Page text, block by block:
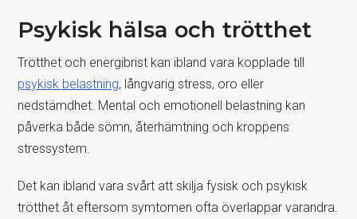
Psykisk hälsa och trötthet
Trötthet och energibrist kan ibland vara kopplade till
psykisk belastning, långvarig stress, oro eller
nedstämdhet. Mental och emotionell belastning kan
påverka både sömn, återhämtning och kroppens
stressystem.
Det kan ibland vara svårt att skilja fysisk och psykisk
trötthet åt eftersom symtomen ofta överlappar varandra.